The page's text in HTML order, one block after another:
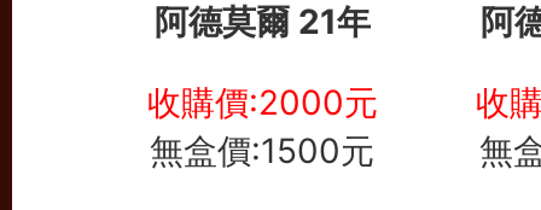
阿德莫爾 21年
阿
收購價:2000元
無盒價:1500元
收
無